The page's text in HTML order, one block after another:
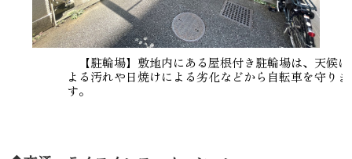
【駐輪場】敷地内にある屋根付き駐輪場は、天候に
よる汚れや日焼けによる劣化などから自転車を守りま
す。